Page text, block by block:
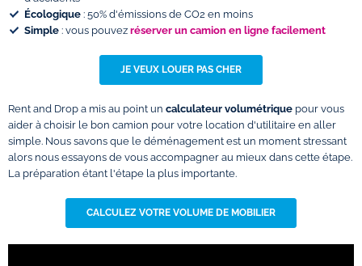
Écologique : 50% d'émissions de CO2 en moins
Simple : vous pouvez réserver un camion en ligne facilement
JE VEUX LOUER PAS CHER
Rent and Drop a mis au point un calculateur volumétrique pour vous
aider à choisir le bon camion pour votre location d'utilitaire en aller
simple. Nous savons que le déménagement est un moment stressant
alors nous essayons de vous accompagner au mieux dans cette étape.
La préparation étant l'étape la plus importante.
CALCULEZ VOTRE VOLUME DE MOBILIER